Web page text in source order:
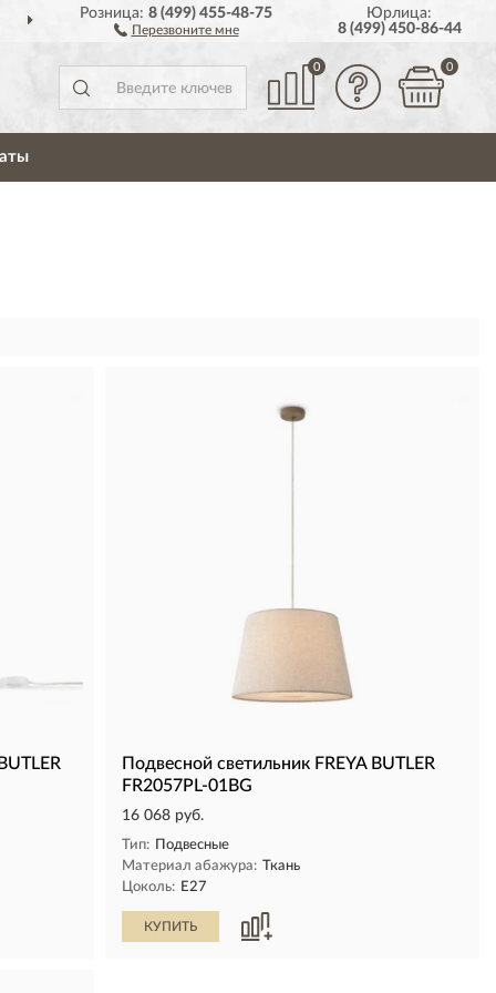
ДОСТАВИМПО ВСЕЙ РОССИИ
Розница:8 (499) 455-48-75
Перезвоните мне
Юрлица:
8 (499) 450-86-44
0 0
Подвесной светильник FREYA BUTLER
FR2057PL-01BG
16 068 руб.
Тип: Подвесные
Материал абажура: Ткань
Цоколь: E27
КУПИТЬ